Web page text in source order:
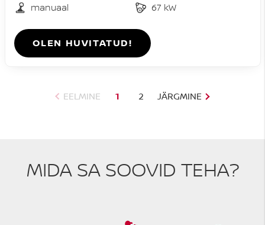
manuaal
67 kW
OLEN HUVITATUD!
EELMINE JÄRGMINE
1 2
MIDA SA SOOVID TEHA?